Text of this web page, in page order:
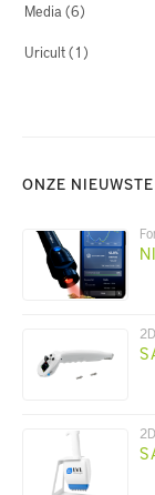
Media(6)
Uricult(1)
ONZE